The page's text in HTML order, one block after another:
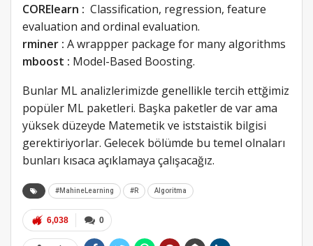
CORElearn : Classification, regression, feature
evaluation and ordinal evaluation.
rminer : A wrappper package for many algorithms
mboost : Model-Based Boosting.
Bunlar ML analizlerimizde genellikle tercih ettğimiz
popüler ML paketleri. Başka paketler de var ama
yüksek düzeyde Matemetik ve iststaistik bilgisi
gerektiriyorlar. Gelecek bölümde bu temel olnaları
bunları kısaca açıklamaya çalışacağız.
#MahineLearning #R Algoritma
0
6,038